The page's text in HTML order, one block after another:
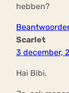
hebben?
Scarlet
3 december,
Hai Bibi,